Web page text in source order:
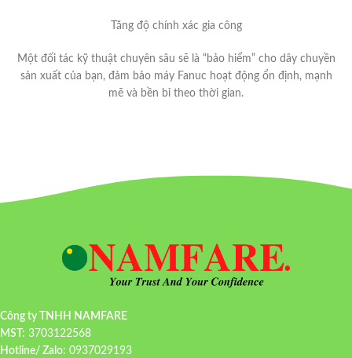
Tăng độ chính xác gia công
Một đối tác kỹ thuật chuyên sâu sẽ là “bảo hiểm” cho dây chuyền
sản xuất của bạn, đảm bảo máy Fanuc hoạt động ổn định, mạnh
mẽ và bền bỉ theo thời gian.
Công ty TNHH NAMFARE
MST: 3703122568
Hotline/ Zalo: 0937029193